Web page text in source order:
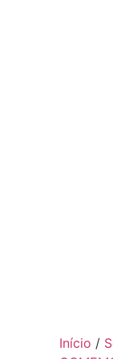
Início /